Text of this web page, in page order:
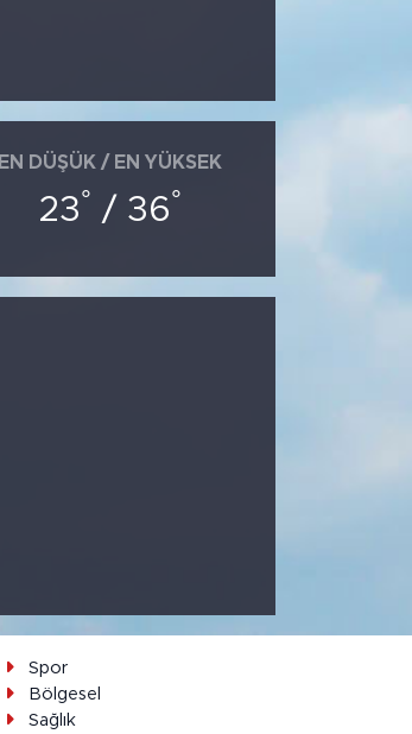
EN DÜŞÜK / EN YÜKSEK
23° / 36°
Spor
Bölgesel
Sağlık